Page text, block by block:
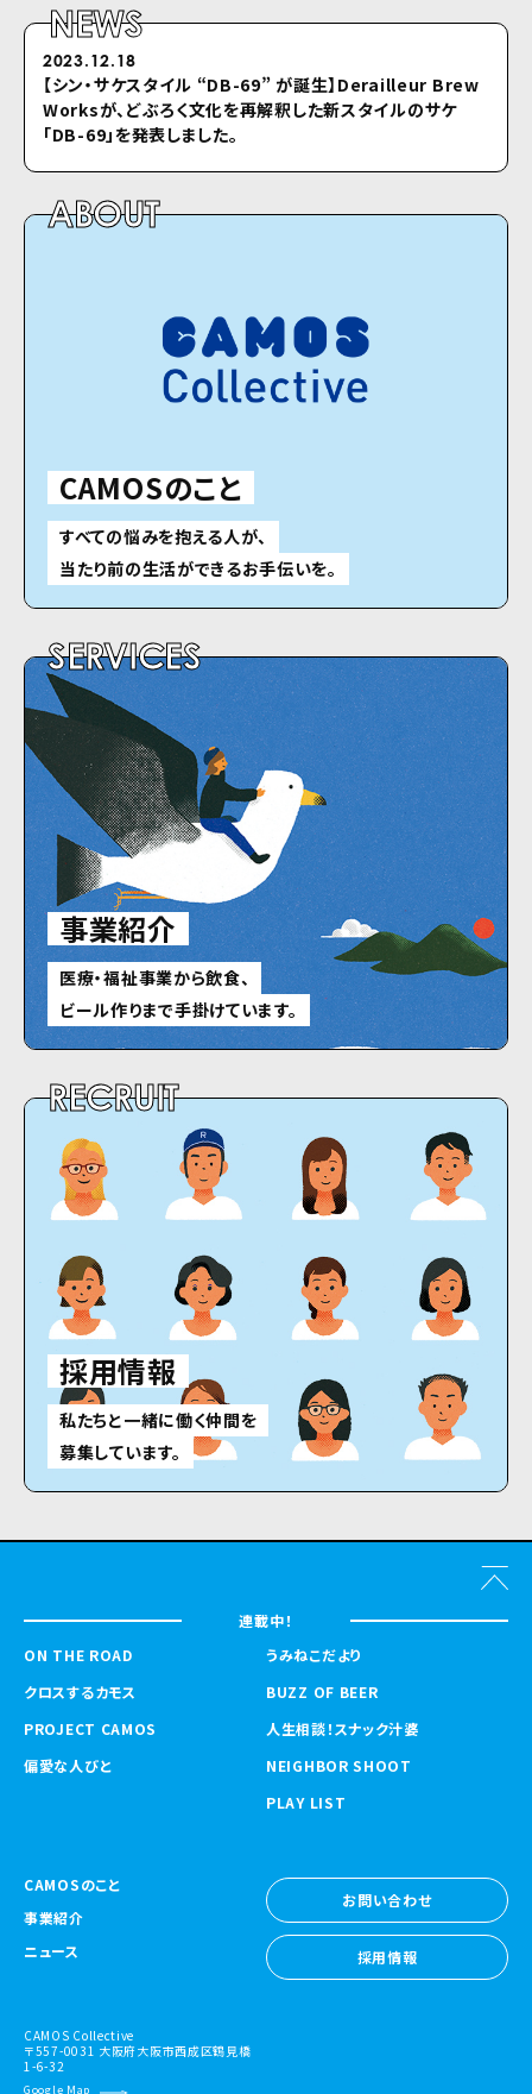
NEWS
2023.12.18
【シン・サケスタイル “DB-69” が誕⽣】Derailleur Brew
Worksが、どぶろく⽂化を再解釈した新スタイルのサケ
「DB-69」を発表しました。
2022.04.26
シクロのホームページをリニューアルしました
ABOUT
CAMOSのこと
すべての悩みを抱える人が、
当たり前の生活ができるお手伝いを。
SERVICES
事業紹介
医療・福祉事業から飲食、
ビール作りまで手掛けています。
RECRUIT
採用情報
私たちと一緒に働く仲間を
募集しています。
連載中！
ON THE ROAD
クロスするカモス
PROJECT CAMOS
偏愛な人びと
うみねこだより
BUZZ OF BEER
人生相談！スナック汁婆
NEIGHBOR SHOOT
PLAY LIST
CAMOSのこと
事業紹介
ニュース
お問い合わせ
お問い合わせ
採用情報
CAMOS Collective
〒557-0031 大阪府大阪市西成区鶴見橋
1-6-32
Google Map